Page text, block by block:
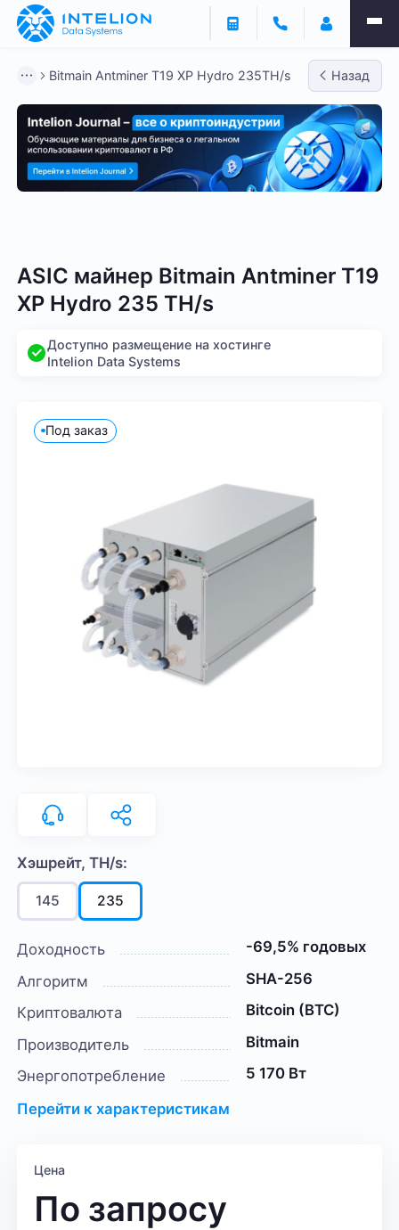
Bitmain Antminer T19 XP Hydro 235TH/s Назад
ASIC майнер Bitmain Antminer T19
XP Hydro 235 TH/s
Доступно размещение на хостинге
Intelion Data Systems
Под заказ
Хэшрейт, TH/s:
145 235
Доходность
-69,5% годовых
Алгоритм
SHA-256
Криптовалюта
Bitcoin (BTC)
Производитель
Bitmain
Энергопотребление
5 170 Вт
Перейти к характеристикам
Цена
По запросу